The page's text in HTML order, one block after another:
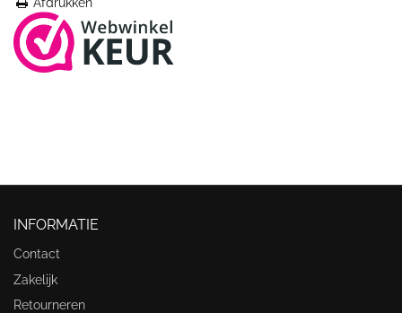
INFORMATIE
Contact
Zakelijk
Retourneren